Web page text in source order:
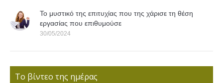
Το μυστικό της επιτυχίας που της χάρισε τη θέση
εργασίας που επιθυμούσε
30/05/2024
Το βίντεο της ημέρας